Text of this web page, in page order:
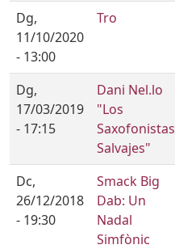
Dg,
11/10/2020
- 13:00
Tro
Dg,
17/03/2019
- 17:15
Dani Nel.lo
"Los
Saxofonistas
Salvajes"
Dc,
26/12/2018
- 19:30
Smack Big
Dab: Un
Nadal
Simfònic